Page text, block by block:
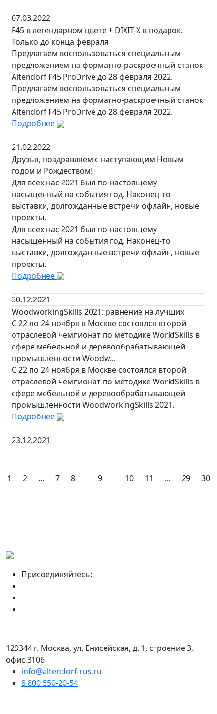
07.03.2022
F45 в легендарном цвете + DIXIT-X в подарок.
Только до конца февраля
Предлагаем воспользоваться специальным
предложением на форматно-раскроечный станок
Altendorf F45 ProDrive до 28 февраля 2022.
Предлагаем воспользоваться специальным
предложением на форматно-раскроечный станок
Altendorf F45 ProDrive до 28 февраля 2022.
Подробнее
21.02.2022
Друзья, поздравляем с наступающим Новым
годом и Рождеством!
Для всех нас 2021 был по-настоящему
насыщенный на события год. Наконец-то
выставки, долгожданные встречи офлайн, новые
проекты.
Для всех нас 2021 был по-настоящему
насыщенный на события год. Наконец-то
выставки, долгожданные встречи офлайн, новые
проекты.
Подробнее
30.12.2021
WoodworkingSkills 2021: равнение на лучших
С 22 по 24 ноября в Москве состоялся второй
отраслевой чемпионат по методике WorldSkills в
сфере мебельной и деревообрабатывающей
промышленности Woodw...
С 22 по 24 ноября в Москве состоялся второй
отраслевой чемпионат по методике WorldSkills в
сфере мебельной и деревообрабатывающей
промышленности WoodworkingSkills 2021.
Подробнее
23.12.2021
1 2 ... 7 8 9 10 11 ... 29 30
Присоединяйтесь:
129344 г. Москва, ул. Енисейская, д. 1, строение 3,
офис 3106
info@altendorf-rus.ru
8 800 550-20-54